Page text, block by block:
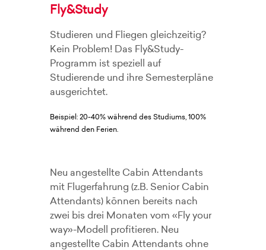
Fly&Study
Studieren und Fliegen gleichzeitig?
Kein Problem! Das Fly&Study-
Programm ist speziell auf
Studierende und ihre Semesterpläne
ausgerichtet.
Beispiel: 20-40% während des Studiums, 100%
während den Ferien.
Neu angestellte Cabin Attendants
mit Flugerfahrung (z.B. Senior Cabin
Attendants) können bereits nach
zwei bis drei Monaten vom «Fly your
way»-Modell profitieren. Neu
angestellte Cabin Attendants ohne